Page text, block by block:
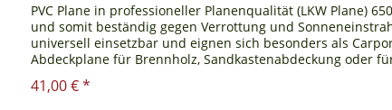
PVC Plane in professioneller Planenqualität (LKW Plane)
und somit beständig gegen Verrottung und
universell einsetzbar und eignen sich besonders als
Abdeckplane für Brennholz, Sandkastenabdeckung oder
41,00 € *